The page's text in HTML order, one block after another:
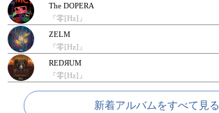
The DOPERA
『零[Hz]』
ZELM
『零[Hz]』
REDЯUM
『零[Hz]』
新着アルバムをすべて見る